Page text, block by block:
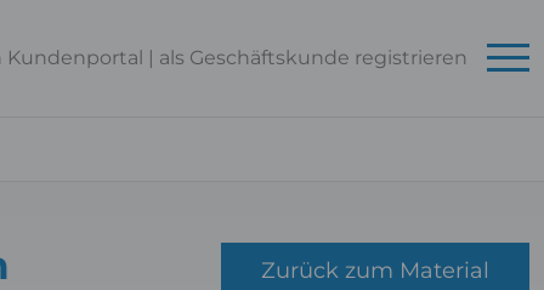
Kundenportal | als Geschäftskunde registrieren
Zurück zum Material